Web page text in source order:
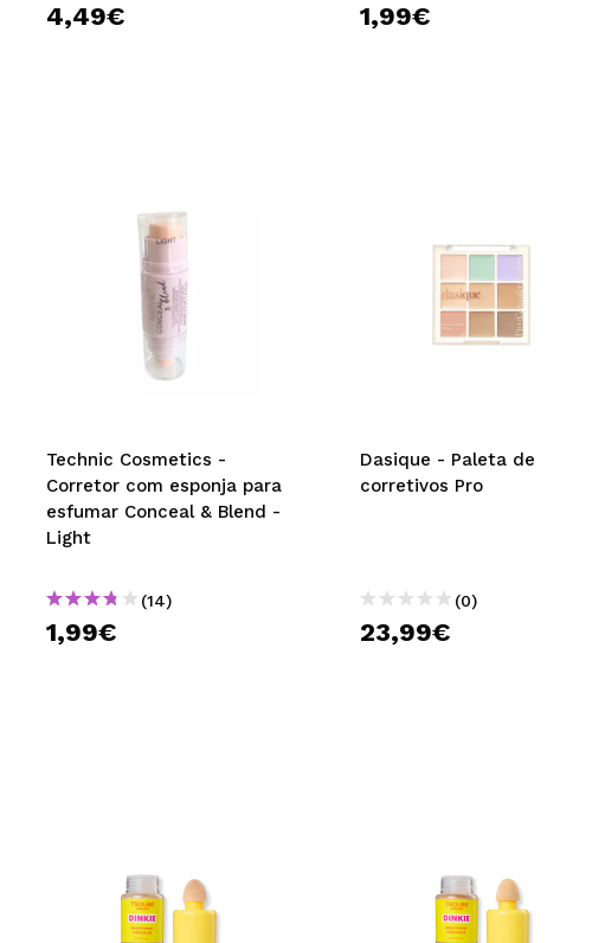
4,49€ 1,99€
Technic Cosmetics -
Corretor com esponja para
esfumar Conceal & Blend -
Light
(14)
1,99€
Dasique - Paleta de
corretivos Pro
(0)
23,99€